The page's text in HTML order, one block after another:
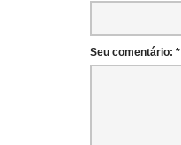
Seu comentário: *